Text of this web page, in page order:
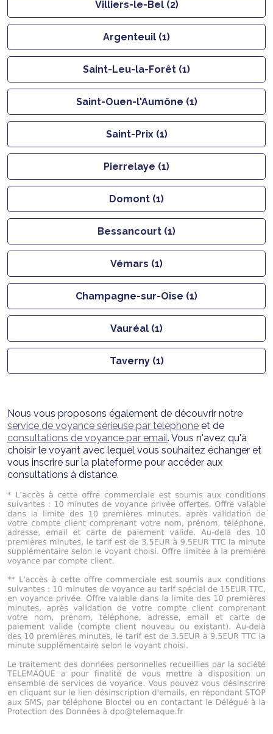
Villiers-le-Bel (2)
Argenteuil (1)
Saint-Leu-la-Forêt (1)
Saint-Ouen-l'Aumône (1)
Saint-Prix (1)
Pierrelaye (1)
Domont (1)
Bessancourt (1)
Vémars (1)
Champagne-sur-Oise (1)
Vauréal (1)
Taverny (1)
Nous vous proposons également de découvrir notre
service de voyance sérieuse par téléphone et de
consultations de voyance par email. Vous n'avez qu'à
choisir le voyant avec lequel vous souhaitez échanger et
vous inscrire sur la plateforme pour accéder aux
consultations à distance.